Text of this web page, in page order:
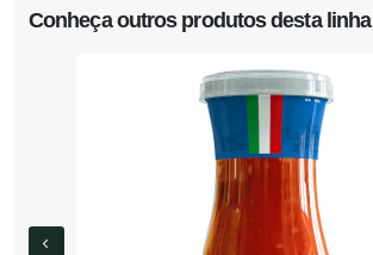
Conheça outros produtos desta linha